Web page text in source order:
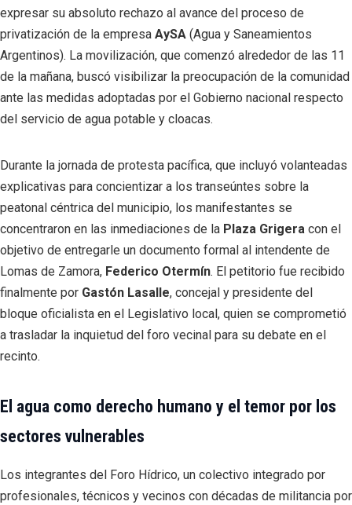
expresar su absoluto rechazo al avance del proceso de
privatización de la empresa AySA (Agua y Saneamientos
Argentinos). La movilización, que comenzó alrededor de las 11
de la mañana, buscó visibilizar la preocupación de la comunidad
ante las medidas adoptadas por el Gobierno nacional respecto
del servicio de agua potable y cloacas.
Durante la jornada de protesta pacífica, que incluyó volanteadas
explicativas para concientizar a los transeúntes sobre la
peatonal céntrica del municipio, los manifestantes se
concentraron en las inmediaciones de la Plaza Grigera con el
objetivo de entregarle un documento formal al intendente de
Lomas de Zamora, Federico Otermín. El petitorio fue recibido
finalmente por Gastón Lasalle, concejal y presidente del
bloque oficialista en el Legislativo local, quien se comprometió
a trasladar la inquietud del foro vecinal para su debate en el
recinto.
El agua como derecho humano y el temor por los
sectores vulnerables
Los integrantes del Foro Hídrico, un colectivo integrado por
profesionales, técnicos y vecinos con décadas de militancia por